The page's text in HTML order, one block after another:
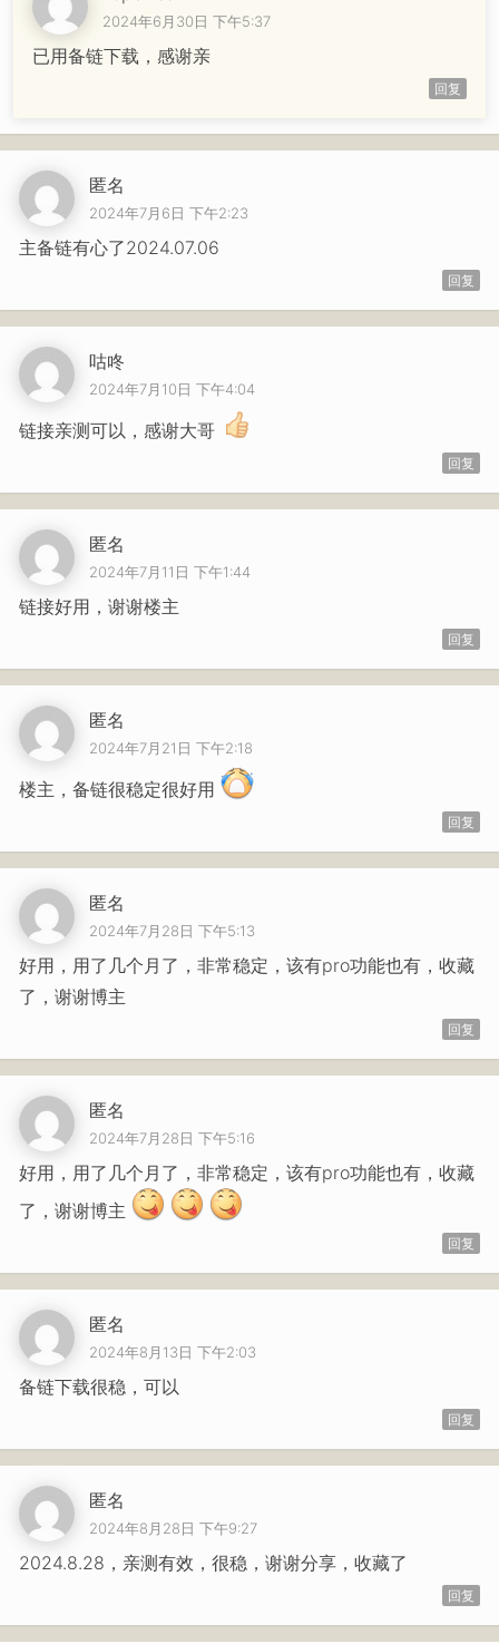
2024年6月30日 下午5:37
已用备链下载，感谢亲
回复
匿名
2024年7月6日 下午2:23
主备链有心了2024.07.06
回复
咕咚
2024年7月10日 下午4:04
链接亲测可以，感谢大哥
回复
匿名
2024年7月11日 下午1:44
链接好用，谢谢楼主
回复
匿名
2024年7月21日 下午2:18
楼主，备链很稳定很好用
回复
匿名
2024年7月28日 下午5:13
好用，用了几个月了，非常稳定，该有pro功能也有，收藏
了，谢谢博主
回复
匿名
2024年7月28日 下午5:16
好用，用了几个月了，非常稳定，该有pro功能也有，收藏
了，谢谢博主
回复
匿名
2024年8月13日 下午2:03
备链下载很稳，可以
回复
匿名
2024年8月28日 下午9:27
2024.8.28，亲测有效，很稳，谢谢分享，收藏了
回复